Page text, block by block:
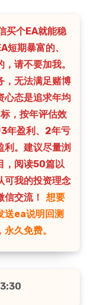
买个EA就能稳
短期暴富的、
请不要加我。
，无法满足赌博
心态是追求年均
，按年评估效
年盈利、2年亏
利。建议尽量浏
，阅读50篇以
可我的投资理念
交流！
想要
送ea说明回测
久免费。